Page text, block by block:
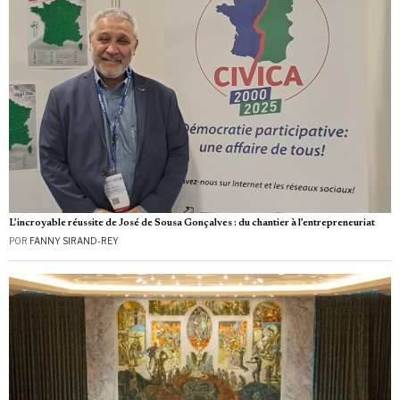
L’incroyable réussite de José de Sousa Gonçalves : du chantier à l’entrepreneuriat
POR FANNY SIRAND-REY